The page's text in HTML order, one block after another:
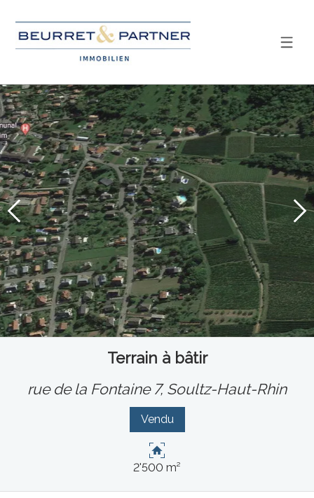
Terrain à bâtir
rue de la Fontaine 7, Soultz-Haut-Rhin
Vendu
2'500 m²